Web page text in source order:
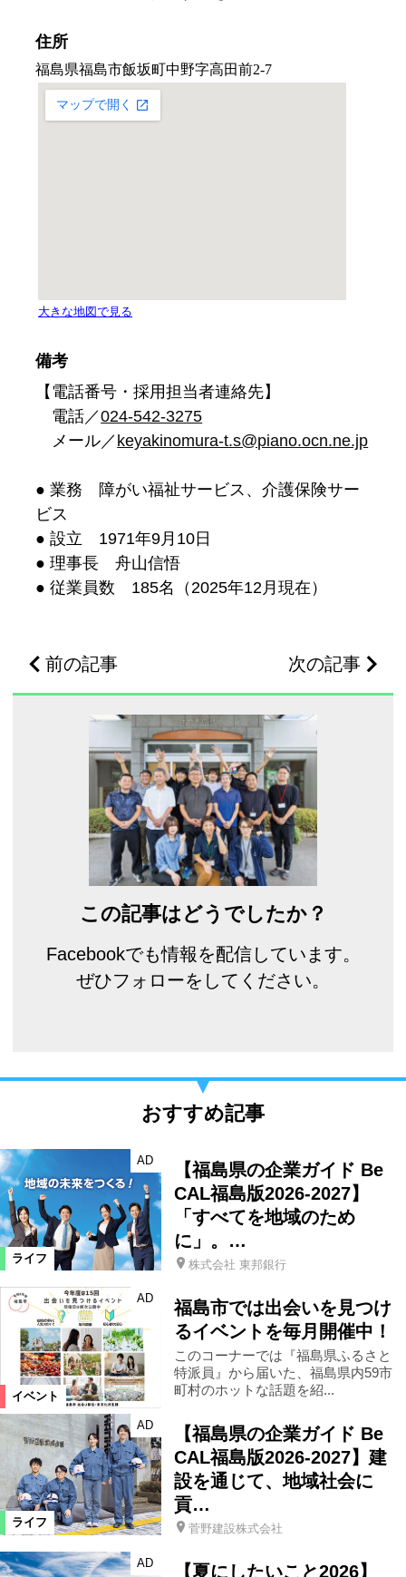
住所
備考
【電話番号・採用担当者連絡先】
電話／024-542-3275
メール／ keyakinomura-t.s@piano.ocn.ne.jp
● 業務 障がい福祉サービス、介護保険サー
ビス
● 設立 1971年9月10日
● 理事長 舟山信悟
● 従業員数 185名（2025年12月現在）
前の記事 次の記事
この記事はどうでしたか？
Facebookでも情報を配信しています。
ぜひフォローをしてください。
おすすめ記事
ライフ
AD
【福島県の企業ガイド Be
CAL福島版2026-2027】
「すべてを地域のため
に」。…
株式会社 東邦銀行
イベント
AD
福島市では出会いを見つけ
るイベントを毎月開催中！
このコーナーでは『福島県ふるさと
特派員』から届いた、福島県内59市
町村のホットな話題を紹...
ライフ
AD
【福島県の企業ガイド Be
CAL福島版2026-2027】建
設を通じて、地域社会に
貢…
菅野建設株式会社
AD 【夏にしたいこと2026】